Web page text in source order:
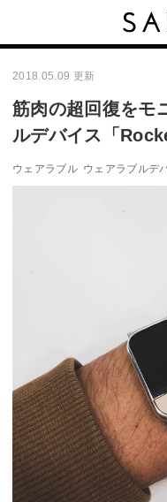
2018.05.09 更新
筋肉の超回復をモ
ルデバイス「
ウェアラブル ウェアラブルデ